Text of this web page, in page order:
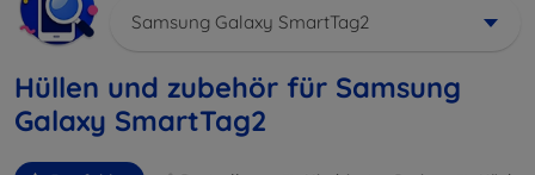
Samsung Galaxy SmartTag2
Hüllen und zubehör für Samsung
Galaxy SmartTag2